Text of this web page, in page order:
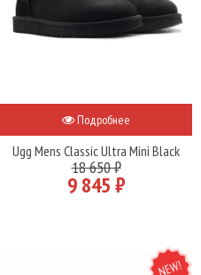
Подробнее
Ugg Mens Classic Ultra Mini Black
18 650 ₽
9 845 ₽
NEW